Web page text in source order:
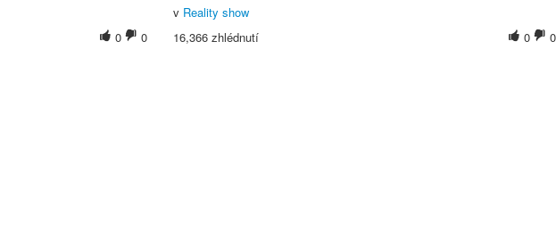
0
0
v Reality show
0
0
16,366 zhlédnutí